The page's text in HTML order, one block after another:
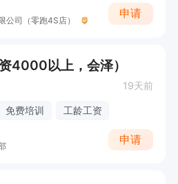
公司（零跑4S店）
申请
4000以上，会泽）
19天前
免费培训 工龄工资
申请